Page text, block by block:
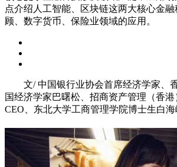
点介绍人工智能、区块链这两大核心金
顾、数字货币、保险业领域的应用。
文/ 中国银行业协会首席经济学家、
国经济学家巴曙松、招商资产管理（香港
CEO、东北大学工商管理学院博士生白海